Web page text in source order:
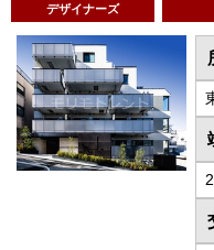
デザイナーズ